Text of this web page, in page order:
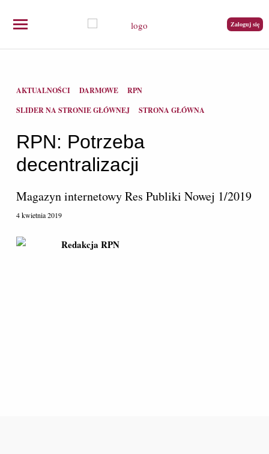
Zaloguj się
AKTUALNOŚCI DARMOWE
RPN
SLIDER NA STRONIE GŁÓWNEJ
STRONA GŁÓWNA
RPN: Potrzeba
decentralizacji
Magazyn internetowy Res Publiki Nowej 1/2019
4 kwietnia 2019
Redakcja RPN